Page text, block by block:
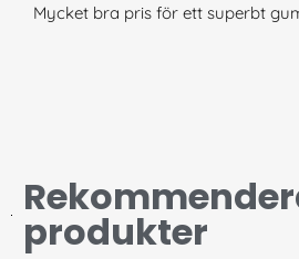
Mycket bra pris för ett superbt
produkter